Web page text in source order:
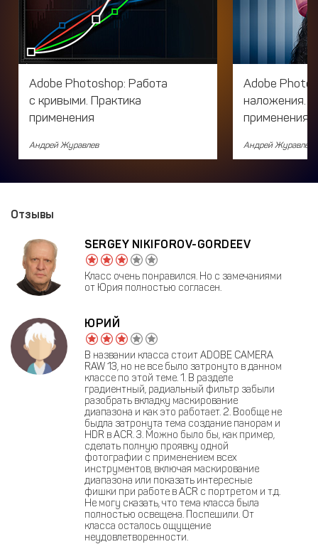
Adobe Photoshop: Работа
с кривыми. Практика
применения
Андрей Журавлев
Adobe
наложения.
применения.
Андрей Журавлев
Отзывы
SERGEY NIKIFOROV-GORDEEV
Класс очень понравился. Но с замечаниями
от Юрия полностью согласен.
ЮРИЙ
В названии класса стоит ADOBE CAMERA
RAW 13, но не все было затронуто в данном
классе по этой теме. 1. В разделе
градиентный, радиальный фильтр забыли
разобрать вкладку маскирование
диапазона и как это работает. 2. Вообще не
быдла затронута тема создание панорам и
HDR в ACR. 3. Можно было бы, как пример,
сделать полную проявку одной
фотографии с применением всех
инструментов, включая маскирование
диапазона или показать интересные
фишки при работе в ACR c портретом и т.д.
Не могу сказать, что тема класса была
полностью освещена. Поспешили. От
класса осталось ощущение
неудовлетворенности.